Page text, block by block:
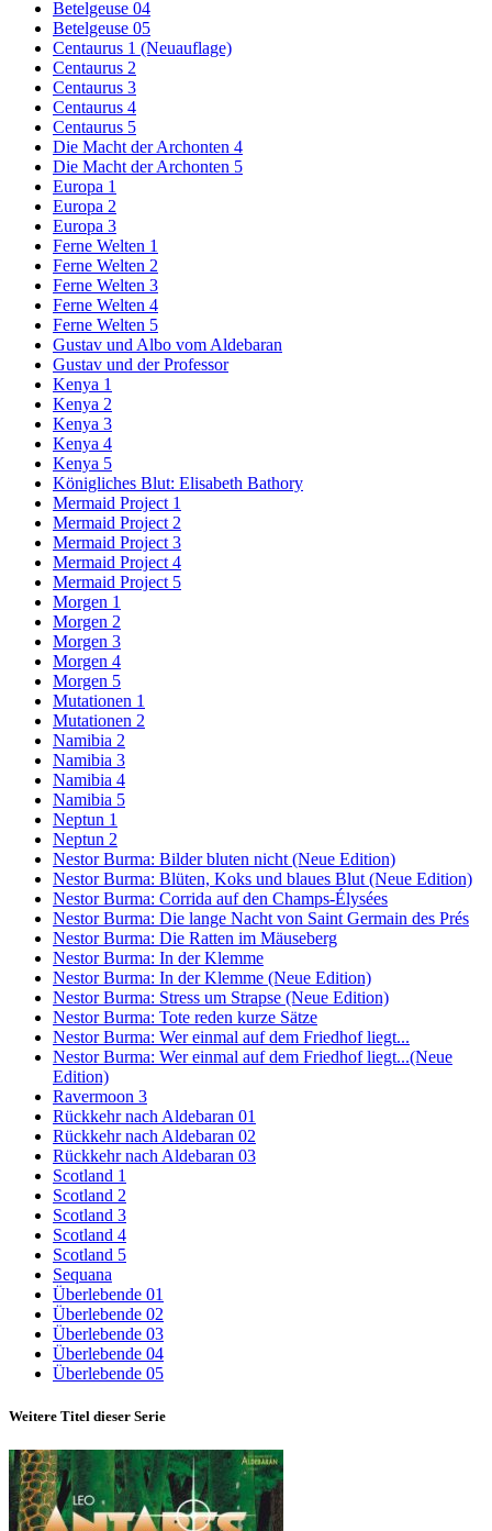
Betelgeuse 04
Betelgeuse 05
Centaurus 1 (Neuauflage)
Centaurus 2
Centaurus 3
Centaurus 4
Centaurus 5
Die Macht der Archonten 4
Die Macht der Archonten 5
Europa 1
Europa 2
Europa 3
Ferne Welten 1
Ferne Welten 2
Ferne Welten 3
Ferne Welten 4
Ferne Welten 5
Gustav und Albo vom Aldebaran
Gustav und der Professor
Kenya 1
Kenya 2
Kenya 3
Kenya 4
Kenya 5
Königliches Blut: Elisabeth Bathory
Mermaid Project 1
Mermaid Project 2
Mermaid Project 3
Mermaid Project 4
Mermaid Project 5
Morgen 1
Morgen 2
Morgen 3
Morgen 4
Morgen 5
Mutationen 1
Mutationen 2
Namibia 2
Namibia 3
Namibia 4
Namibia 5
Neptun 1
Neptun 2
Nestor Burma: Bilder bluten nicht (Neue Edition)
Nestor Burma: Blüten, Koks und blaues Blut (Neue Edition)
Nestor Burma: Corrida auf den Champs-Élysées
Nestor Burma: Die lange Nacht von Saint Germain des Prés
Nestor Burma: Die Ratten im Mäuseberg
Nestor Burma: In der Klemme
Nestor Burma: In der Klemme (Neue Edition)
Nestor Burma: Stress um Strapse (Neue Edition)
Nestor Burma: Tote reden kurze Sätze
Nestor Burma: Wer einmal auf dem Friedhof liegt...
Nestor Burma: Wer einmal auf dem Friedhof liegt...(Neue
Edition)
Ravermoon 3
Rückkehr nach Aldebaran 01
Rückkehr nach Aldebaran 02
Rückkehr nach Aldebaran 03
Scotland 1
Scotland 2
Scotland 3
Scotland 4
Scotland 5
Sequana
Überlebende 01
Überlebende 02
Überlebende 03
Überlebende 04
Überlebende 05
Weitere Titel dieser Serie